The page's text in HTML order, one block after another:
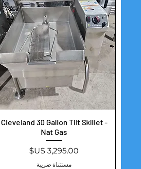
العرض السريع
Cleveland 30 Gallon Tilt Skillet -
Nat Gas
السعر
مستثناة ضريبة